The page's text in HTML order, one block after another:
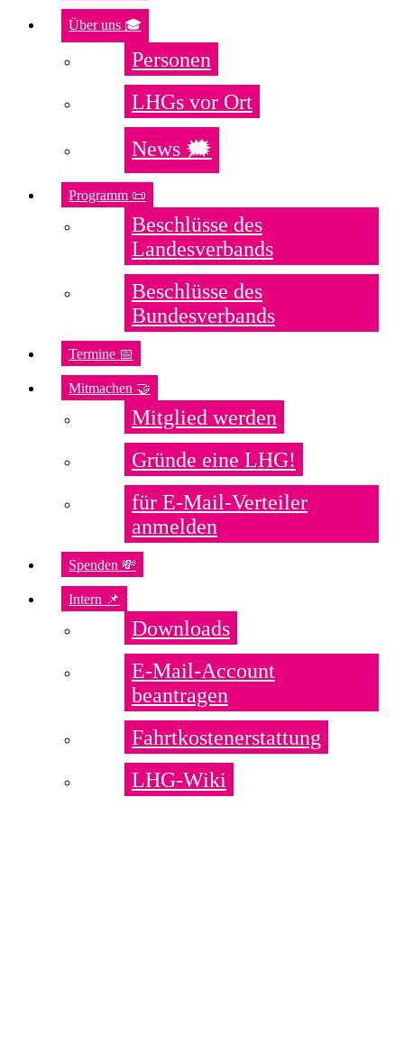
Über uns 🎓
Personen
LHGs vor Ort
News 🗯️
Programm 📜
Beschlüsse des
Landesverbands
Beschlüsse des
Bundesverbands
Termine 📅
Mitmachen 🤝
Mitglied werden
Gründe eine LHG!
für E-Mail-Verteiler
anmelden
Spenden 💸
Intern 📌
Downloads
E-Mail-Account
beantragen
Fahrtkostenerstattung
LHG-Wiki